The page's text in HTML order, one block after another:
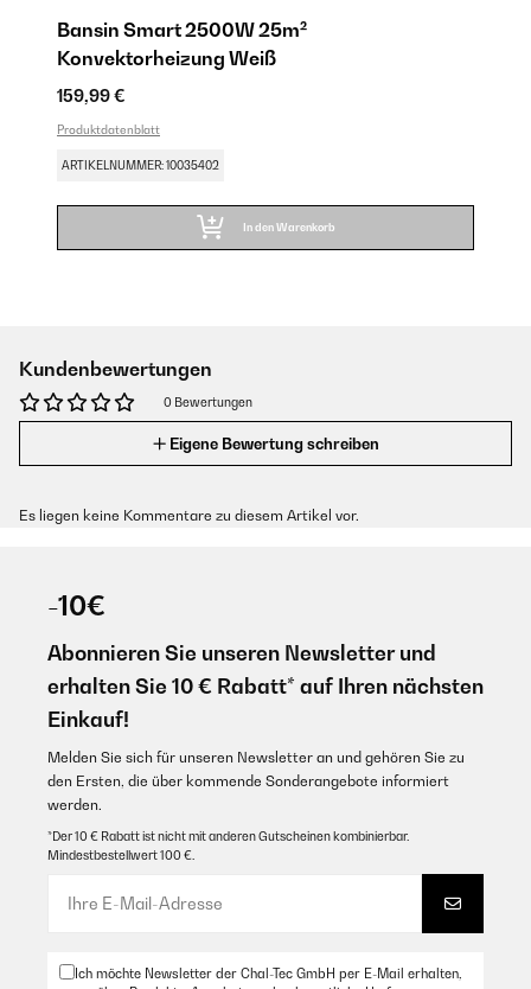
Bansin Smart 2500W 25m²
Konvektorheizung Weiß
159,99 €
Produktdatenblatt
ARTIKELNUMMER: 10035402
In den Warenkorb
Kundenbewertungen
0 Bewertungen
Eigene Bewertung schreiben
Es liegen keine Kommentare zu diesem Artikel vor.
-10€
Abonnieren Sie unseren Newsletter und
erhalten Sie 10 € Rabatt* auf Ihren nächsten
Einkauf!
Melden Sie sich für unseren Newsletter an und gehören Sie zu
den Ersten, die über kommende Sonderangebote informiert
werden.
*Der 10 € Rabatt ist nicht mit anderen Gutscheinen kombinierbar.
Mindestbestellwert 100 €.
Ich möchte Newsletter der Chal-Tec GmbH per E-Mail erhalten,